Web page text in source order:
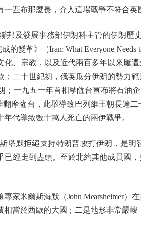
匹布那麼長，介入這場戰爭不符合英
及發展事務部伊朗科主管的伊朗歷史
的變革》（Iran: What Everyone
、宗教，以及近代兩百多年以來屢
二十世紀初，俄英瓜分伊朗的勢力
；一九五一年首相摩薩台宣布將石油
摩薩台，此舉導致巴列維王朝長達
代導致數十萬人死亡的兩伊戰爭。
默拒絕支持特朗普攻打伊朗，是明
已經走到盡頭。至於北約其他成員國
米爾斯海默（John Mearsheimer）
當於西歐的大國；二是地形非常嚴峻